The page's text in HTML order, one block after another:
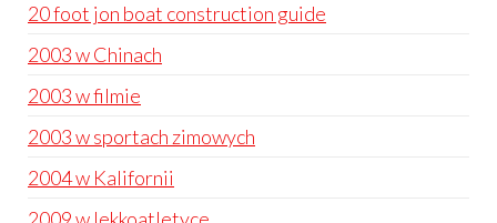
20 foot jon boat construction guide
2003 w Chinach
2003 w filmie
2003 w sportach zimowych
2004 w Kalifornii